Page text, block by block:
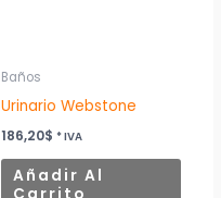
Baños
Urinario Webstone
186,20$ * IVA
Añadir Al
Carrito